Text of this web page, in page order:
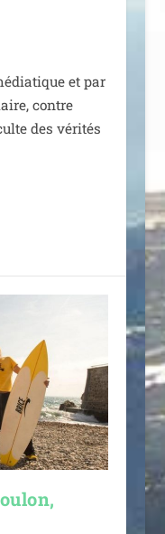
et par
contre
des véri­tés